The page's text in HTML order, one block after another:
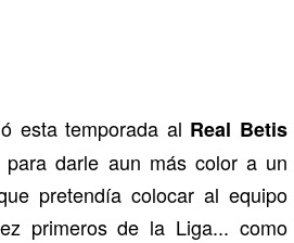
esta temporada al Real Betis
para darle aun más color a un
pretendía colocar al equipo
primeros de la Liga... como